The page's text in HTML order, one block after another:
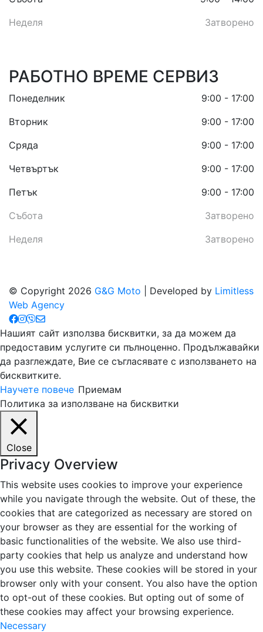
Неделя
Затворено
РАБОТНО ВРЕМЕ СЕРВИЗ
Понеделник
9:00 - 17:00
Вторник
9:00 - 17:00
Сряда
9:00 - 17:00
Четвъртък
9:00 - 17:00
Петък
9:00 - 17:00
Събота
Затворено
Неделя
Затворено
© Copyright 2026 G&G Moto | Developed by Limitless
Web Agency
Нашият сайт използва бисквитки, за да можем да
предоставим услугите си пълноценно. Продължавайки
да разглеждате, Вие се съгласявате с използването на
бисквитките.
Научете повече Приемам
Политика за използване на бисквитки
Close
Privacy Overview
This website uses cookies to improve your experience
while you navigate through the website. Out of these, the
cookies that are categorized as necessary are stored on
your browser as they are essential for the working of
basic functionalities of the website. We also use third-
party cookies that help us analyze and understand how
you use this website. These cookies will be stored in your
browser only with your consent. You also have the option
to opt-out of these cookies. But opting out of some of
these cookies may affect your browsing experience.
Necessary